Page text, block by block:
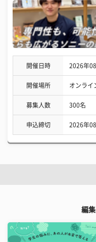
開催日時 2026年
開催場所 オンライ
募集人数 300名
申込締切 2026年
編